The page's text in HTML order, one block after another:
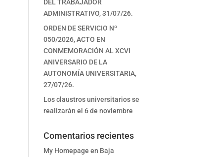
DEL TRABAJADOR
ADMINISTRATIVO, 31/07/26.
ORDEN DE SERVICIO Nº
050/2026, ACTO EN
CONMEMORACIÓN AL XCVI
ANIVERSARIO DE LA
AUTONOMÍA UNIVERSITARIA,
27/07/26.
Los claustros universitarios se
realizarán el 6 de noviembre
Comentarios recientes
My Homepage en Baja